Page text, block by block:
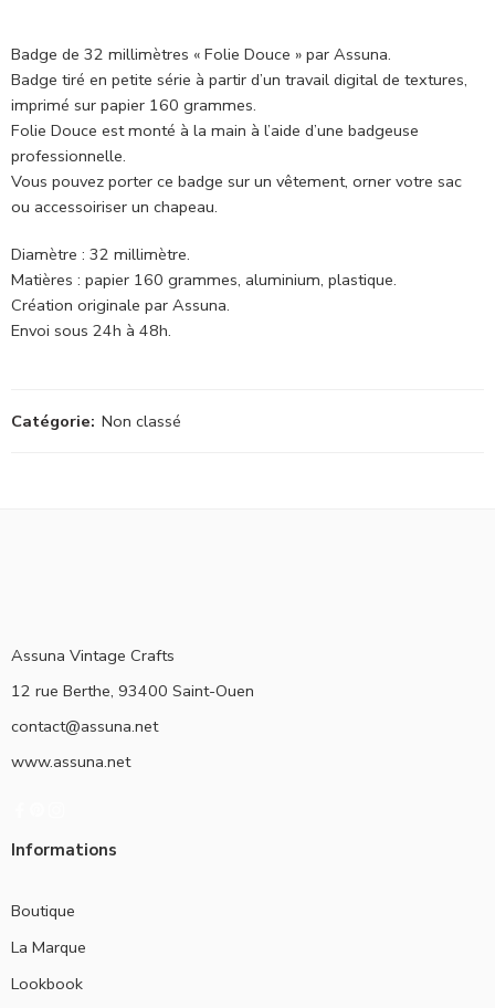
Badge de 32 millimètres « Folie Douce » par Assuna.
Badge tiré en petite série à partir d’un travail digital de textures,
imprimé sur papier 160 grammes.
Folie Douce est monté à la main à l’aide d’une badgeuse
professionnelle.
Vous pouvez porter ce badge sur un vêtement, orner votre sac
ou accessoiriser un chapeau.
Diamètre : 32 millimètre.
Matières : papier 160 grammes, aluminium, plastique.
Création originale par Assuna.
Envoi sous 24h à 48h.
Catégorie: Non classé
Assuna Vintage Crafts
12 rue Berthe, 93400 Saint-Ouen
contact@assuna.net
www.assuna.net
Informations
Boutique
La Marque
Lookbook